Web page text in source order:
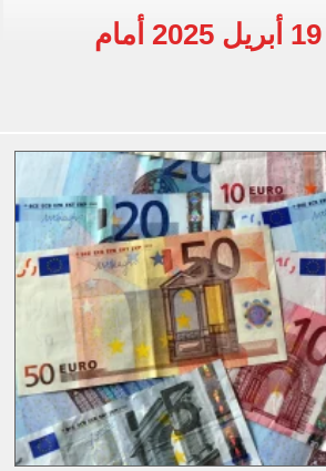
فى معسكر إسبانيا
15 أغسطس
بطولة أمم أفريقيا تحت 23 سنة
سعر اليورو اليوم السبت 19 أبريل 2025 أمام